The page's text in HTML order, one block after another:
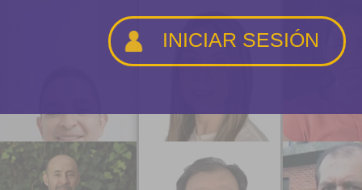
INICIAR SESIÓN